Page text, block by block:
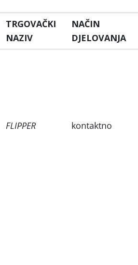
TRGOVAČKI
NAZIV
NAČIN
DJELOVANJA
FLIPPER kontaktno